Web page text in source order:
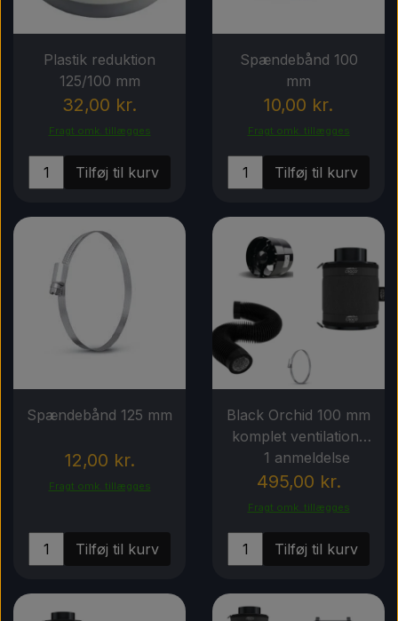
Plastik reduktion
125/100 mm
32,00 kr.
Fragt omk. tillægges
Tilføj til kurv
Spændebånd 100
mm
10,00 kr.
Fragt omk. tillægges
Tilføj til kurv
Spændebånd 125 mm
12,00 kr.
Fragt omk. tillægges
Tilføj til kurv
Black Orchid 100 mm
komplet ventilations
sæt
1 anmeldelse
495,00 kr.
Fragt omk. tillægges
Tilføj til kurv